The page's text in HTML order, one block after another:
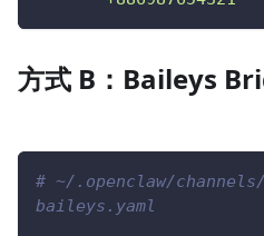
方式 B：Baileys
# ~/.openclaw/channels/
baileys.yaml